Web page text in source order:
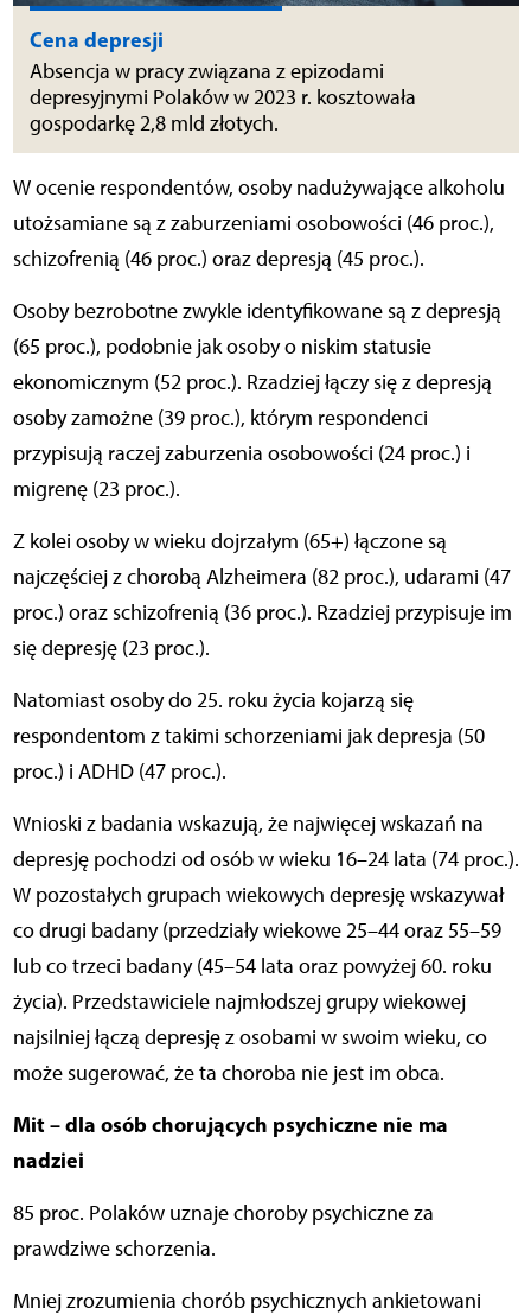
Cena depresji
Absencja w pracy związana z epizodami
depresyjnymi Polaków w 2023 r. kosztowała
gospodarkę 2,8 mld złotych.
W ocenie respondentów, osoby nadużywające alkoholu
utożsamiane są z zaburzeniami osobowości (46 proc.),
schizofrenią (46 proc.) oraz depresją (45 proc.).
Osoby bezrobotne zwykle identyfikowane są z depresją
(65 proc.), podobnie jak osoby o niskim statusie
ekonomicznym (52 proc.). Rzadziej łączy się z depresją
osoby zamożne (39 proc.), którym respondenci
przypisują raczej zaburzenia osobowości (24 proc.) i
migrenę (23 proc.).
Z kolei osoby w wieku dojrzałym (65+) łączone są
najczęściej z chorobą Alzheimera (82 proc.), udarami (47
proc.) oraz schizofrenią (36 proc.). Rzadziej przypisuje im
się depresję (23 proc.).
Natomiast osoby do 25. roku życia kojarzą się
respondentom z takimi schorzeniami jak depresja (50
proc.) i ADHD (47 proc.).
Wnioski z badania wskazują, że najwięcej wskazań na
depresję pochodzi od osób w wieku 16–24 lata (74 proc.).
W pozostałych grupach wiekowych depresję wskazywał
co drugi badany(przedziały wiekowe 25–44 oraz 55–59
lub co trzeci badany (45–54 lata oraz powyżej 60. roku
życia). Przedstawiciele najmłodszej grupy wiekowej
najsilniej łączą depresję z osobami w swoim wieku, co
może sugerować, że ta choroba nie jest im obca.
Mit – dla osób chorujących psychiczne nie ma
nadziei
85 proc. Polaków uznaje choroby psychiczne za
prawdziwe schorzenia.
Mniej zrozumienia chorób psychicznych ankietowani